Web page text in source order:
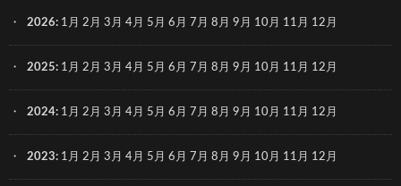
2026: 1月 2月 3月 4月 5月 6月 7月 8月 9月 10月 11月 12月
2025: 1月 2月 3月 4月 5月 6月 7月 8月 9月 10月 11月 12月
2024: 1月 2月 3月 4月 5月 6月 7月 8月 9月 10月 11月 12月
2023: 1月 2月 3月 4月 5月 6月 7月 8月 9月 10月 11月 12月